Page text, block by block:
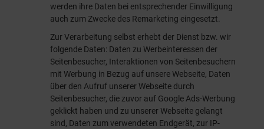
werden ihre Daten bei entsprechender Einwilligung
auch zum Zwecke des Remarketing eingesetzt.
Zur Verarbeitung selbst erhebt der Dienst bzw. wir
folgende Daten: Daten zu Werbeinteressen der
Seitenbesucher, Interaktionen von Seitenbesuchern
mit Werbung in Bezug auf unsere Webseite, Daten
über den Aufruf unserer Webseite durch
Seitenbesucher, die zuvor auf Google Ads-Werbung
geklickt haben und zu unserer Webseite gelangt
sind, Daten zum verwendeten Endgerät, zur IP-